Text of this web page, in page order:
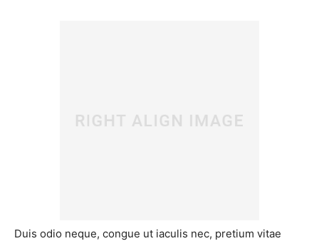
Duis odio neque, congue ut iaculis nec, pretium vitae